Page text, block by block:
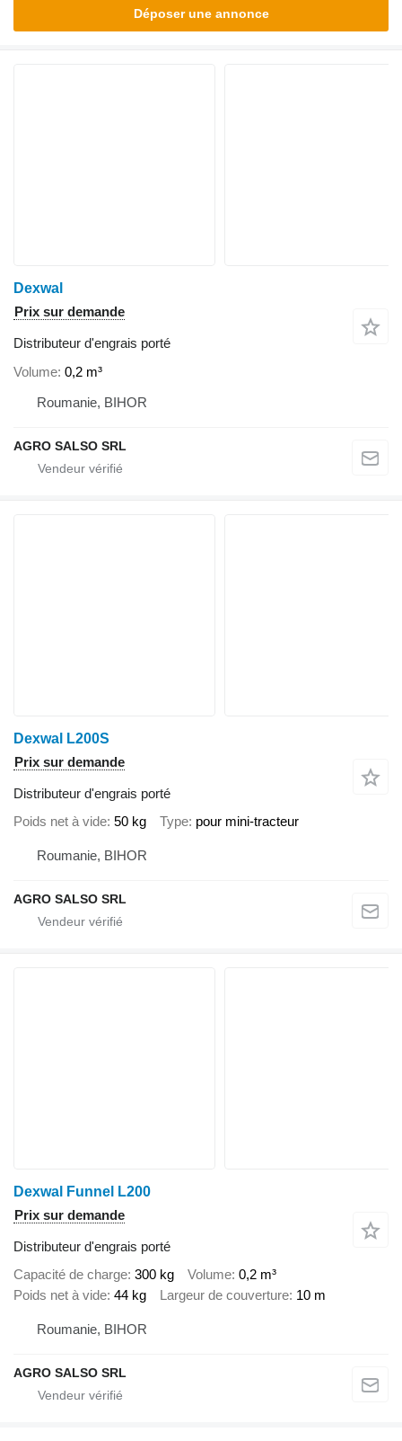
Déposer une annonce
Dexwal
Prix sur demande
Distributeur d'engrais porté
Volume 0,2 m³
Roumanie, BIHOR
AGRO SALSO SRL
Dexwal L200S
Prix sur demande
Distributeur d'engrais porté
Poids net à vide 50 kg Type pour mini-tracteur
Roumanie, BIHOR
AGRO SALSO SRL
Dexwal Funnel L200
Prix sur demande
Distributeur d'engrais porté
Capacité de charge 300 kg Volume 0,2 m³
Poids net à vide 44 kg Largeur de couverture 10 m
Roumanie, BIHOR
AGRO SALSO SRL